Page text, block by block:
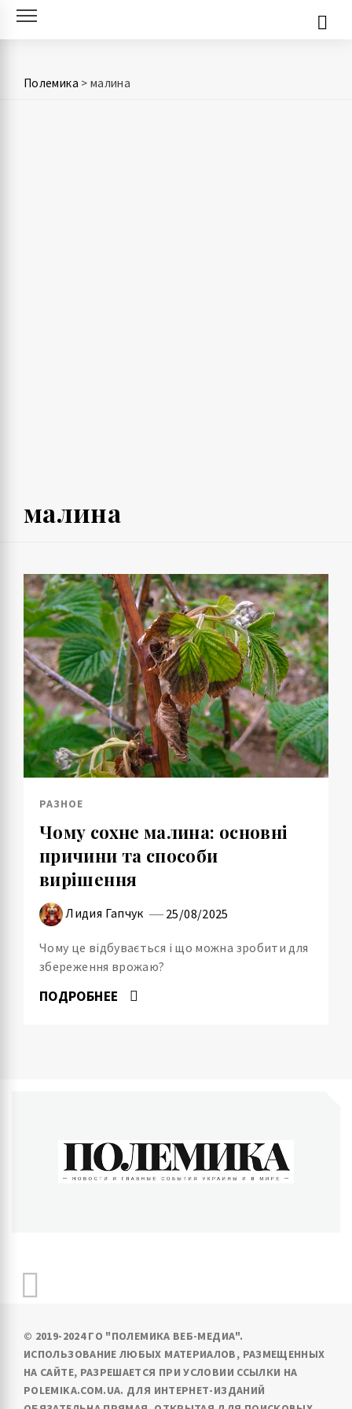
Skip
Полемика > малина
малина
РАЗНОЕ
Чому сохне малина: основні
причини та способи
вирішення
Лидия Гапчук 25/08/2025
Чому це відбувається і що можна зробити для
збереження врожаю?
ПОДРОБНЕЕ
© 2019-2024 ГО "ПОЛЕМИКА ВЕБ-МЕДИА".
ИСПОЛЬЗОВАНИЕ ЛЮБЫХ МАТЕРИАЛОВ, РАЗМЕЩЕННЫХ
НА САЙТЕ, РАЗРЕШАЕТСЯ ПРИ УСЛОВИИ ССЫЛКИ НА
POLEMIKA.COM.UA. ДЛЯ ИНТЕРНЕТ-ИЗДАНИЙ